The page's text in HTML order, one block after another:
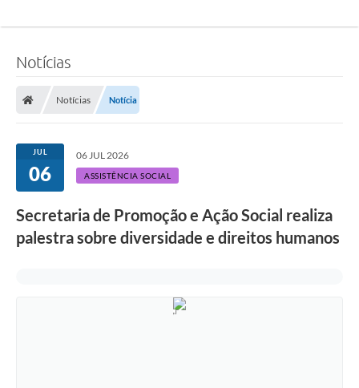
Notícias
Notícias Notícia
JUL
06
06 JUL 2026
ASSISTÊNCIA SOCIAL
Secretaria de Promoção e Ação Social realiza
palestra sobre diversidade e direitos humanos